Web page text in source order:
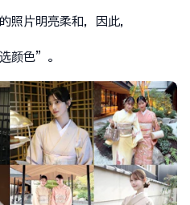
照片明亮柔和，因此，
颜色”。